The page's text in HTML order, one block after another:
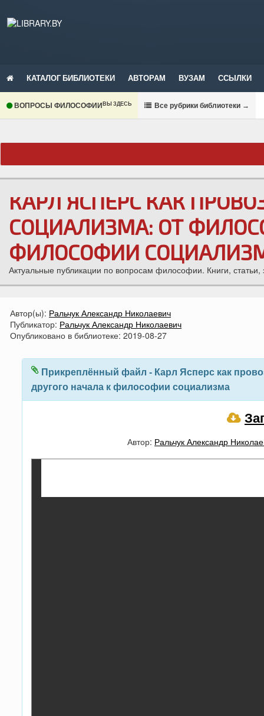
КАТАЛОГ БИБЛИОТЕКИ АВТОРАМ ВУЗАМ ССЫЛКИ
ВОПРОСЫ ФИЛОСОФИИВЫ ЗДЕСЬ Все рубрики библиотеки →
КАРЛ ЯСПЕРС КАК
СОЦИАЛИЗМА: ОТ
ФИЛОСОФИИ
Актуальные публикации по вопросам философии. Книги, статьи,
Автор(ы): Ральчук Александр Николаевич
Публикатор: Ральчук Александр Николаевич
Опубликовано в библиотеке: 2019-08-27
Прикреплённый файл - Карл Ясперс как
другого начала к философии социализма
Автор: Ральчук Александр